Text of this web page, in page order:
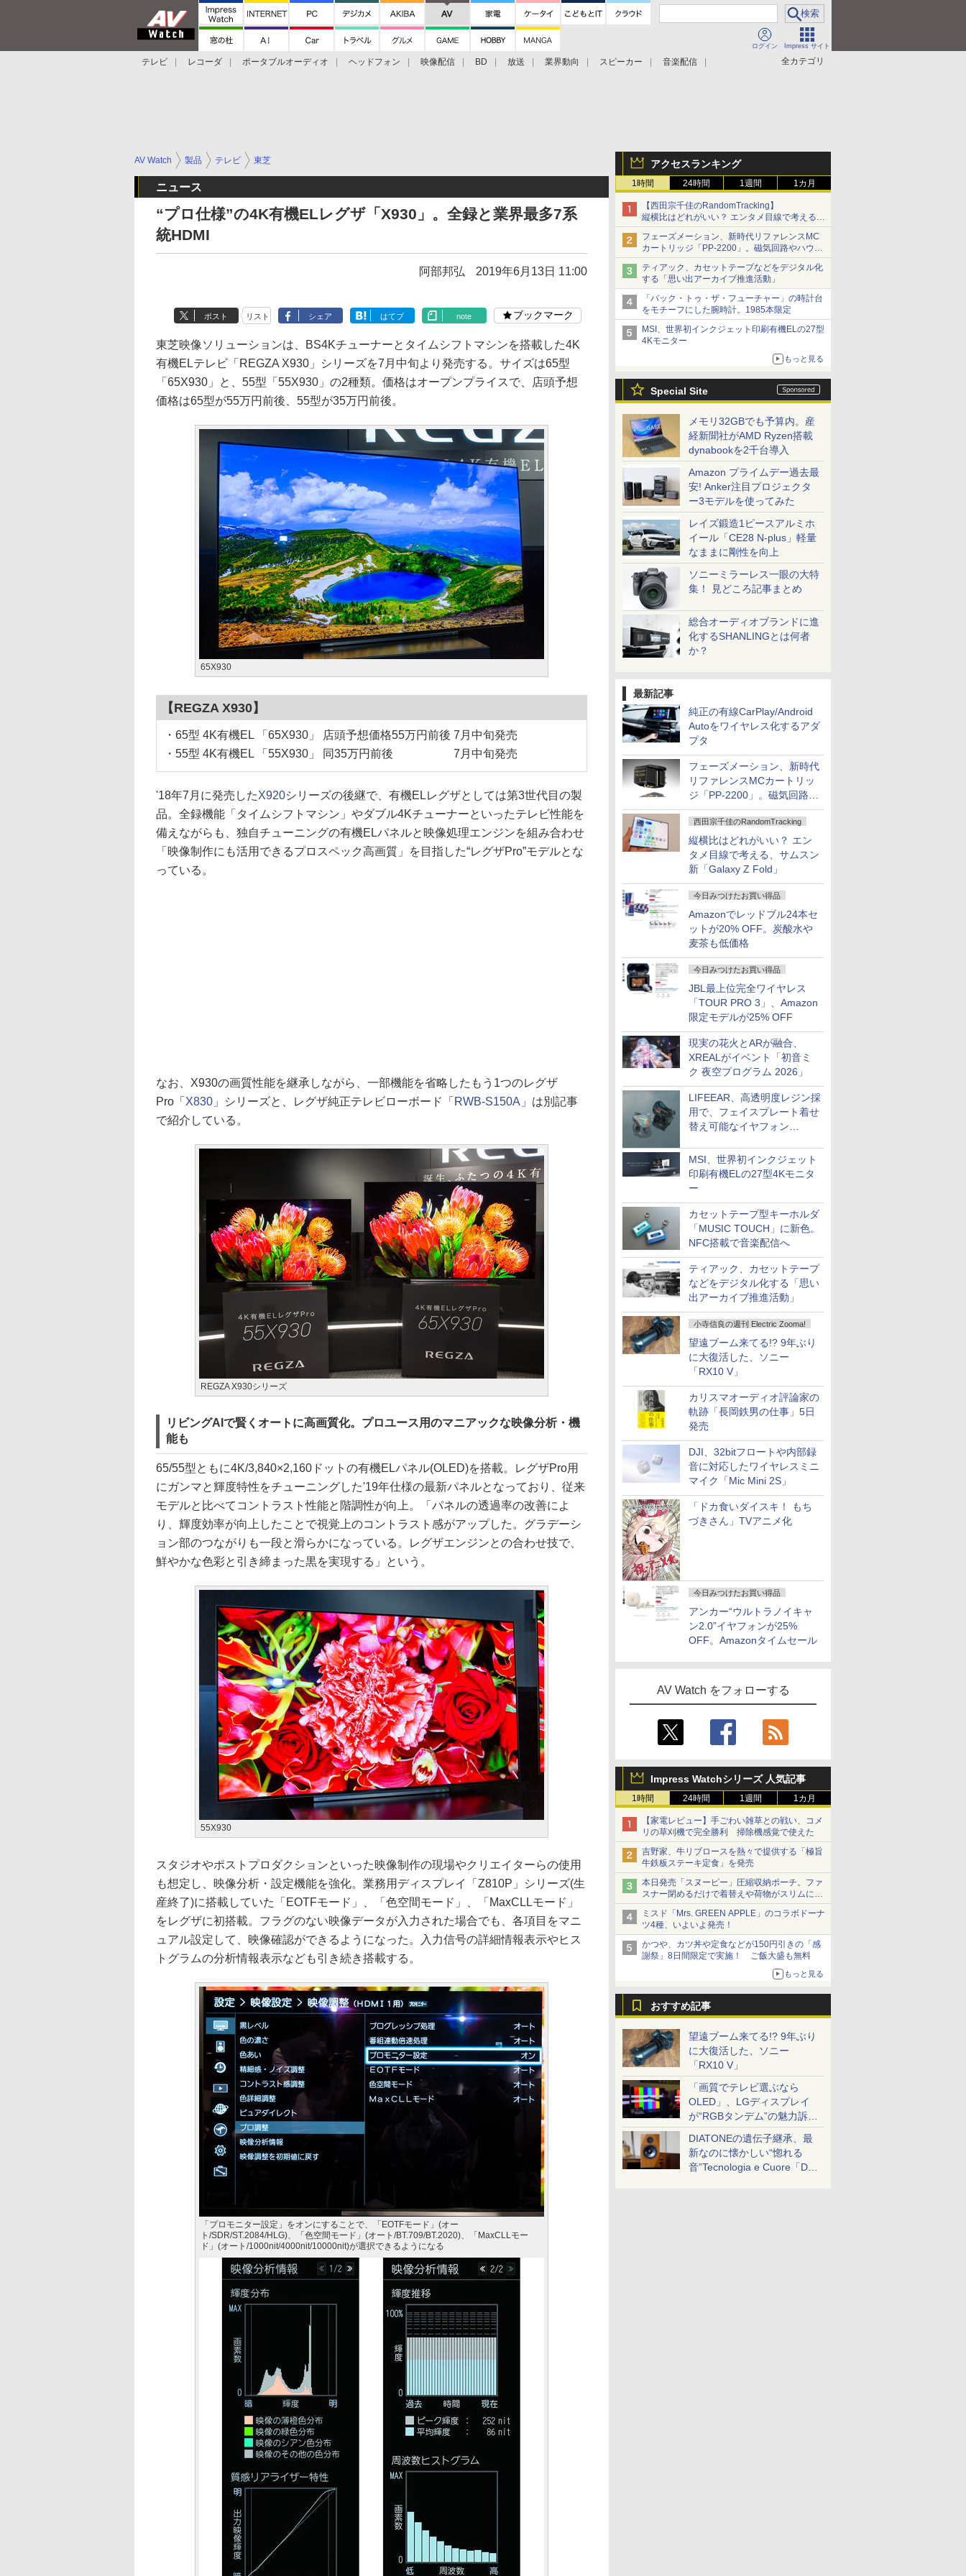
ログイン Impress サイト
全カテゴリ
テレビ レコーダ ポータブルオーディオ ヘッドフォン 映像配信 BD 放送 業界動向 スピーカー
音楽配信
アクセスランキング
1時間 24時間 1週間 1カ月
【西田宗千佳のRandomTracking】
縦横比はどれがいい？ エンタメ目線で考える、
サムスン新「Galaxy Z Fold」
フェーズメーション、新時代リファレンスMC
カートリッジ「PP-2200」。磁気回路やハウジ
ングを根本から見直し
ティアック、カセットテープなどをデジタル化
する「思い出アーカイブ推進活動」
「バック・トゥ・ザ・フューチャー」の時計台
をモチーフにした腕時計。1985本限定
MSI、世界初インクジェット印刷有機ELの27型
4Kモニター
もっと見る
Special Site
メモリ32GBでも予算内。産
経新聞社がAMD Ryzen搭載
dynabookを2千台導入
Amazon プライムデー過去最
安! Anker注目プロジェクタ
ー3モデルを使ってみた
レイズ鍛造1ピースアルミホ
イール「CE28 N-plus」軽量
なままに剛性を向上
ソニーミラーレス一眼の大特
集！ 見どころ記事まとめ
総合オーディオブランドに進
化するSHANLINGとは何者
か？
最新記事
純正の有線CarPlay/Android
Autoをワイヤレス化するアダ
プタ
フェーズメーション、新時代
リファレンスMCカートリッ
ジ「PP-2200」。磁気回路や
ハウジングを根本から見直し
西田宗千佳のRandomTracking
縦横比はどれがいい？ エン
タメ目線で考える、サムスン
新「Galaxy Z Fold」
今日みつけたお買い得品
Amazonでレッドブル24本セ
ットが20% OFF。炭酸水や
麦茶も低価格
今日みつけたお買い得品
JBL最上位完全ワイヤレス
「TOUR PRO 3」、Amazon
限定モデルが25% OFF
現実の花火とARが融合、
XREALがイベント「初音ミ
ク 夜空プログラム 2026」
LIFEEAR、高透明度レジン採
用で、フェイスプレート着せ
替え可能なイヤフォン
MSI、世界初インクジェット
印刷有機ELの27型4Kモニタ
ー
カセットテープ型キーホルダ
「MUSIC TOUCH」に新色。
NFC搭載で音楽配信へ
ティアック、カセットテープ
などをデジタル化する「思い
出アーカイブ推進活動」
小寺信良の週刊 Electric Zooma!
望遠ブーム来てる!? 9年ぶり
に大復活した、ソニー
「RX10 V」
カリスマオーディオ評論家の
軌跡「長岡鉄男の仕事」5日
発売
DJI、32bitフロートや内部録
音に対応したワイヤレスミニ
マイク「Mic Mini 2S」
「ドカ食いダイスキ！ もち
づきさん」TVアニメ化
今日みつけたお買い得品
アンカー“ウルトラノイキャ
ン2.0”イヤフォンが25%
OFF。Amazonタイムセール
AV Watch をフォローする
Impress Watchシリーズ 人気記事
1時間 24時間 1週間 1カ月
【家電レビュー】手ごわい雑草との戦い、コメ
リの草刈機で完全勝利 掃除機感覚で使えた
吉野家、牛リブロースを熱々で提供する「極旨
牛鉄板ステーキ定食」を発売
本日発売「スヌーピー」圧縮収納ポーチ。ファ
スナー閉めるだけで着替えや荷物がスリムにま
とまる
ミスド「Mrs. GREEN APPLE」のコラボドーナ
ツ4種、いよいよ発売！
かつや、カツ丼や定食などが150円引きの「感
謝祭」8日間限定で実施！ ご飯大盛も無料
もっと見る
おすすめ記事
望遠ブーム来てる!? 9年ぶり
に大復活した、ソニー
「RX10 V」
「画質でテレビ選ぶなら
OLED」、LGディスプレイ
が“RGBタンデム”の魅力訴
求。液晶とのガチ比較も
DIATONEの遺伝子継承、最
新なのに懐かしい“惚れる
音”Tecnologia e Cuore「DS-
AV Watch 製品 テレビ 東芝
ニュース
“プロ仕様”の4K有機ELレグザ「X930」。全録と業界最多7系
統HDMI
阿部邦弘 2019年6月13日 11:00
ポスト リスト シェア はてブ note ブックマーク
東芝映像ソリューションは、BS4Kチューナーとタイムシフトマシンを搭載した4K
有機ELテレビ「REGZA X930」シリーズを7月中旬より発売する。サイズは65型
「65X930」と、55型「55X930」の2種類。価格はオープンプライスで、店頭予想
価格は65型が55万円前後、55型が35万円前後。
65X930
【REGZA X930】
・65型 4K有機EL 「65X930」 店頭予想価格55万円前後 7月中旬発売
・55型 4K有機EL 「55X930」 同35万円前後 7月中旬発売
'18年7月に発売したX920シリーズの後継で、有機ELレグザとしては第3世代目の製
品。全録機能「タイムシフトマシン」やダブル4Kチューナーといったテレビ性能を
備えながらも、独自チューニングの有機ELパネルと映像処理エンジンを組み合わせ
「映像制作にも活用できるプロスペック高画質」を目指した“レグザPro”モデルとな
っている。
なお、X930の画質性能を継承しながら、一部機能を省略したもう1つのレグザ
Pro「 X830 」シリーズと、レグザ純正テレビローボード「 RWB-S150A 」は別記事
で紹介している。
REGZA X930シリーズ
リビングAIで賢くオートに高画質化。プロユース用のマニアックな映像分析・機
能も
65/55型ともに4K/3,840×2,160ドットの有機ELパネル(OLED)を搭載。レグザPro用
にガンマと輝度特性をチューニングした'19年仕様の最新パネルとなっており、従来
モデルと比べてコントラスト性能と階調性が向上。「パネルの透過率の改善によ
り、輝度効率が向上したことで視覚上のコントラスト感がアップした。グラデーシ
ョン部のつながりも一段と滑らかになっている。レグザエンジンとの合わせ技で、
鮮やかな色彩と引き締まった黒を実現する」という。
55X930
スタジオやポストプロダクションといった映像制作の現場やクリエイターらの使用
も想定し、映像分析・設定機能を強化。業務用ディスプレイ「Z810P」シリーズ(生
産終了)に搭載していた「EOTFモード」、「色空間モード」、「MaxCLLモード」
をレグザに初搭載。フラグのない映像データが入力された場合でも、各項目をマニ
ュアル設定して、映像確認ができるようになった。入力信号の詳細情報表示やヒス
トグラムの分析情報表示なども引き続き搭載する。
「プロモニター設定」をオンにすることで、「EOTFモード」(オー
ト/SDR/ST.2084/HLG)、「色空間モード」(オート/BT.709/BT.2020)、「MaxCLLモー
ド」(オート/1000nit/4000nit/10000nit)が選択できるようになる